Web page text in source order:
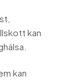
kan
kan